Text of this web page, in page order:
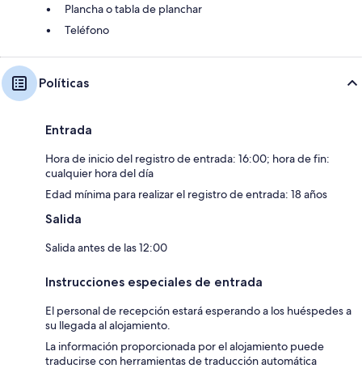
Plancha o tabla de planchar
Teléfono
Políticas
Entrada
Hora de inicio del registro de entrada: 16:00; hora de fin:
cualquier hora del día
Edad mínima para realizar el registro de entrada: 18 años
Salida
Salida antes de las 12:00
Instrucciones especiales de entrada
El personal de recepción estará esperando a los huéspedes a
su llegada al alojamiento.
La información proporcionada por el alojamiento puede
traducirse con herramientas de traducción automática